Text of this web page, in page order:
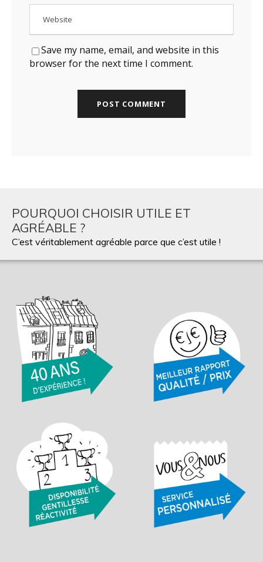
Save my name, email, and website in this
browser for the next time I comment.
POURQUOI CHOISIR UTILE ET
AGRÉABLE ?
C’est véritablement agréable parce que c’est utile !